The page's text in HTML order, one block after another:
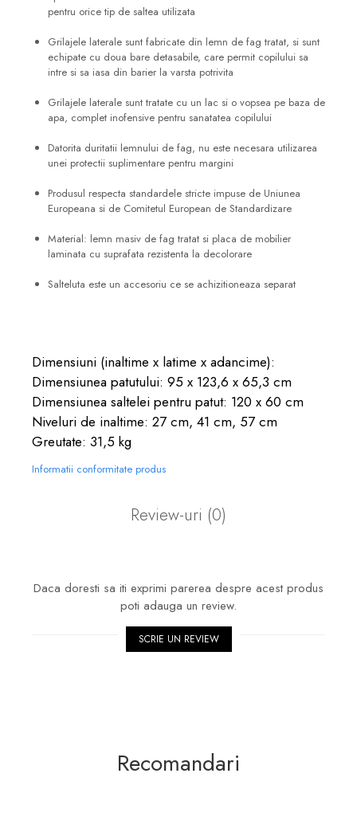
pentru orice tip de saltea utilizata
Grilajele laterale sunt fabricate din lemn de fag tratat, si sunt
echipate cu doua bare detasabile, care permit copilului sa
intre si sa iasa din barier la varsta potrivita
Grilajele laterale sunt tratate cu un lac si o vopsea pe baza de
apa, complet inofensive pentru sanatatea copilului
Datorita duritatii lemnului de fag, nu este necesara utilizarea
unei protectii suplimentare pentru margini
Produsul respecta standardele stricte impuse de Uniunea
Europeana si de Comitetul European de Standardizare
Material: lemn masiv de fag tratat si placa de mobilier
laminata cu suprafata rezistenta la decolorare
Salteluta este un accesoriu ce se achizitioneaza separat
Dimensiuni (inaltime x latime x adancime):
Dimensiunea patutului: 95 x 123,6 x 65,3 cm
Dimensiunea saltelei pentru patut: 120 x 60 cm
Niveluri de inaltime: 27 cm, 41 cm, 57 cm
Greutate: 31,5 kg
Informatii conformitate produs
Review-uri (0)
Daca doresti sa iti exprimi parerea despre acest produs
poti adauga un review.
SCRIE UN REVIEW
Recomandari